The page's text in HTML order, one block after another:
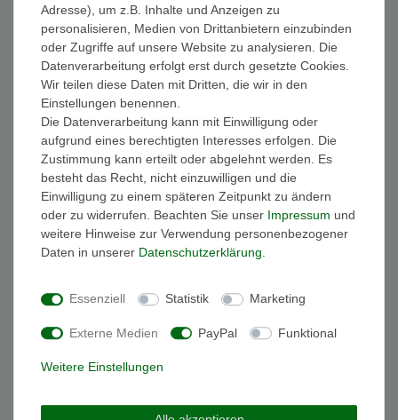
Wichtige Informationen
FAQ Funkuhren
Wasserdichtheit
Geschenkverpackung
Batterieentsorgung
Zahlung
Versand
Sicher und Bequem bezahlen
Schneller und sicherer Versand
Adresse), um z.B. Inhalte und Anzeigen zu
personalisieren, Medien von Drittanbietern einzubinden
oder Zugriffe auf unsere Website zu analysieren. Die
Datenverarbeitung erfolgt erst durch gesetzte Cookies.
Wir teilen diese Daten mit Dritten, die wir in den
Einstellungen benennen.
Die Datenverarbeitung kann mit Einwilligung oder
aufgrund eines berechtigten Interesses erfolgen. Die
Zustimmung kann erteilt oder abgelehnt werden. Es
besteht das Recht, nicht einzuwilligen und die
Einwilligung zu einem späteren Zeitpunkt zu ändern
oder zu widerrufen. Beachten Sie unser Impressum und
weitere Hinweise zur Verwendung personenbezogener
Daten in unserer Daten­schutz­erklärung
Essenziell Statistik Marketing
Externe Medien PayPal Funktional
Weitere Einstellungen